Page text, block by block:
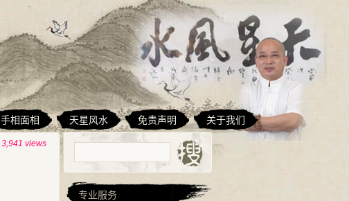
手相面相 天星风水 免责声明 关于我们
3,941 views
专业服务